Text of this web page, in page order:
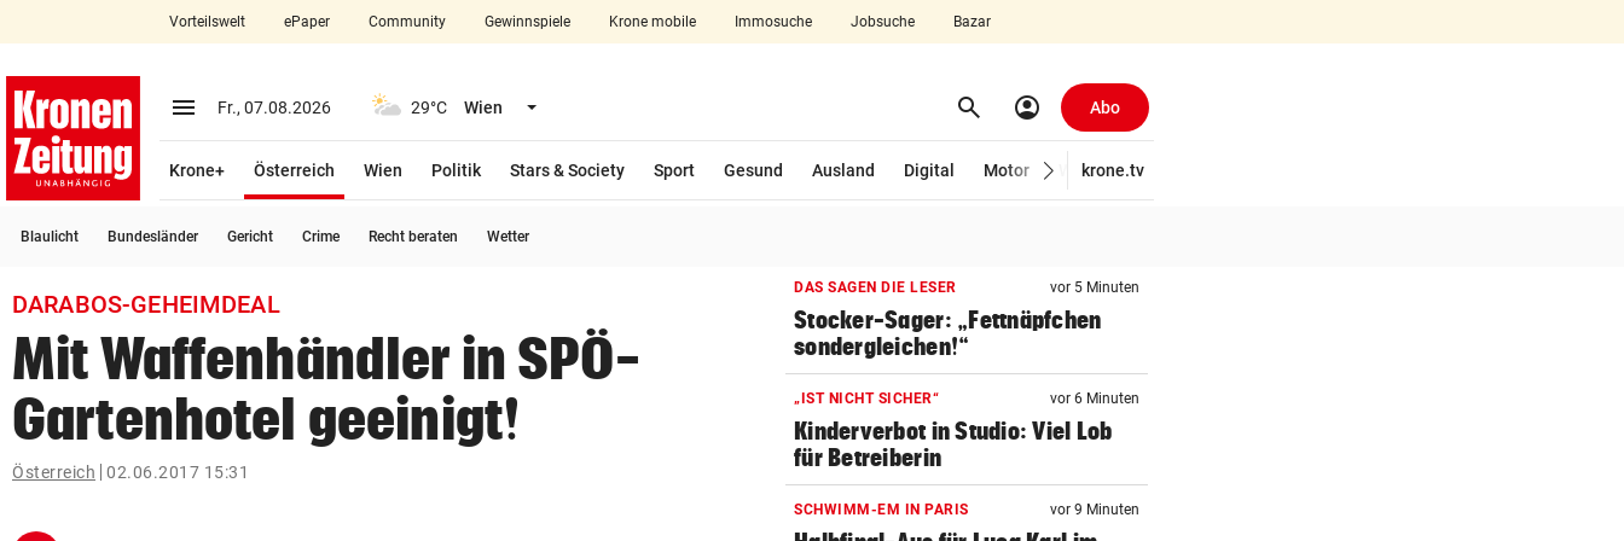
closeSchließen
account_circle Anmelden
arrow_right
bookmark
search
Suchbegriff
eingeben
Vorteilswelt ePaper Community Gewinnspiele Krone mobile Immosuche Jobsuche Bazar
menu Menü aufklappen
Fr., 07.08.2026 29°C Wien Menü aufklappen search Suchen
account_circle Abo
Krone+ Österreich
Wien
Politik Stars & Society Sport Gesund Ausland Digital Motor Wirtschaft
krone.tv
Blaulicht Bundesländer Gericht Crime Recht beraten Wetter
DARABOS-GEHEIMDEAL
Mit Waffenhändler in SPÖ-
Gartenhotel geeinigt!
Österreich 02.06.2017 15:31
DAS SAGEN DIE LESER vor 5 Minuten
Stocker-Sager: „Fettnäpfchen
sondergleichen!“
„IST NICHT SICHER“ vor 6 Minuten
Kinderverbot in Studio: Viel Lob
für Betreiberin
SCHWIMM-EM IN PARIS vor 9 Minuten